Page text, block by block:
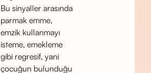
Bu sinyaller arasında
parmak emme,
emzik kullanmayı
isteme, emekleme
gibi regresif, yani
çocuğun bulunduğu